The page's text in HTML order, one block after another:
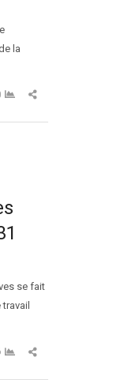
la
Partager cet article
se fait
Partager cet article